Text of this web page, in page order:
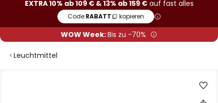
EXTRA 10% ab 109 € & 13% ab 159 €auf fast alles
Code:RABATT kopieren
WOW Week:Bis zu -70%
Leuchtmittel